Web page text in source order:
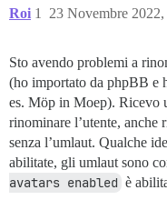
Roi 23 Novembre
1
Sto avendo problemi a
(ho importato da phpBB e
es. Möp in Moep). Ricevo
rinominare l’utente, anche
senza l’umlaut. Qualche
abilitate, gli umlaut sono
avatars enabled è